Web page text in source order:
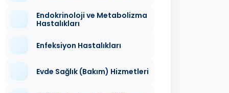
Endokrinoloji ve Metabolizma
Hastalıkları
Enfeksiyon Hastalıkları
Evde Sağlık (Bakım) Hizmetleri